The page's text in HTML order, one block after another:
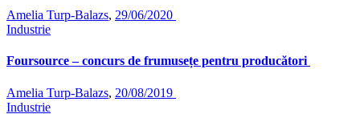
Amelia Turp-Balazs, 29/06/2020
Industrie
Foursource – concurs de frumusețe pentru producători
Amelia Turp-Balazs, 20/08/2019
Industrie